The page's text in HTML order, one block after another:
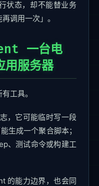
状态，却不能替业务
调用一次」。
一台电
用服务器
工具。
，它可能临时写一段
生成一个聚合脚本；
、测试命令或构建工
的能力边界，也会同